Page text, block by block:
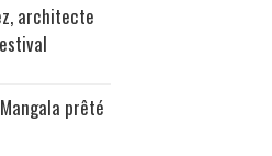
architecte
prêté